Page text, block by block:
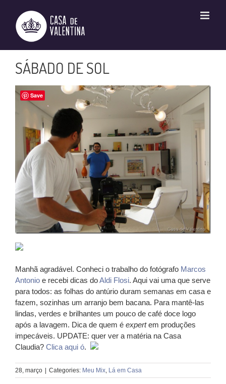
conteúdo
SÁBADO DE SOL
Manhã agradável. Conheci o trabalho do fotógrafo Marcos
Antonio e recebi dicas doAldi Flosi. Aqui vai uma que serve
para todos: as folhas do antúrio duram semanas em casa e
fazem, sozinhas um arranjo bem bacana. Para mantê-las
lindas, verdes e brilhantes um pouco de café doce logo
após a lavagem. Dica de quem é expertem produções
impecáveis. UPDATE: quer ver a matéria na Casa
Claudia? Clica aqui ó.
28, março Categories: Meu Mix, Lá em Casa
Save